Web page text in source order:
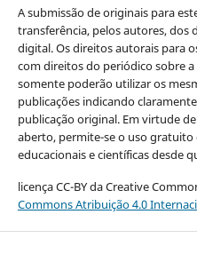
A submissão de originais para
transferência, pelos autores, dos
digital. Os direitos autorais para
com direitos do periódico sobre
somente poderão utilizar os
publicações indicando
publicação original. Em virtude
aberto, permite-se o uso gratuito
educacionais e científicas desde
licença CC-BY da Creative
Commons Atribuição 4.0